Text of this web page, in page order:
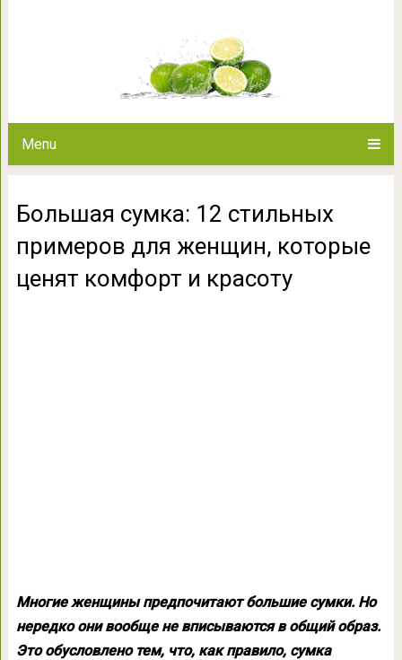
Menu
Большая сумка: 12 стильных
примеров для женщин, которые
ценят комфорт и красоту
Многие женщины предпочитают большие сумки. Но
нередко они вообще не вписываются в общий образ.
Это обусловлено тем, что, как правило, сумка